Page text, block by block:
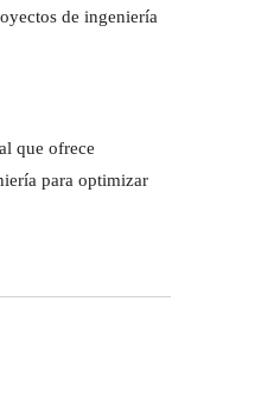
de ingeniería
que ofrece
para optimizar